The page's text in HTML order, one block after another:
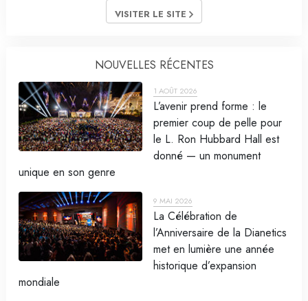
VISITER LE SITE
NOUVELLES RÉCENTES
1 AOÛT 2026
L’avenir prend forme : le
premier coup de pelle pour
le L. Ron Hubbard Hall est
donné — un monument
unique en son genre
9 MAI 2026
La Célébration de
l’Anniversaire de la Dianetics
met en lumière une année
historique d’expansion
mondiale